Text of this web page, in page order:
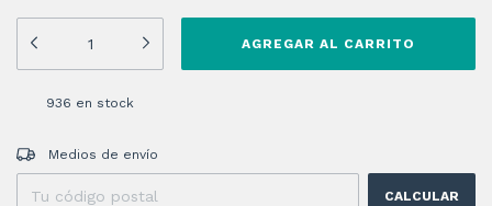
936 en stock
Entregas para el CP:
Medios de envío
CALCULAR